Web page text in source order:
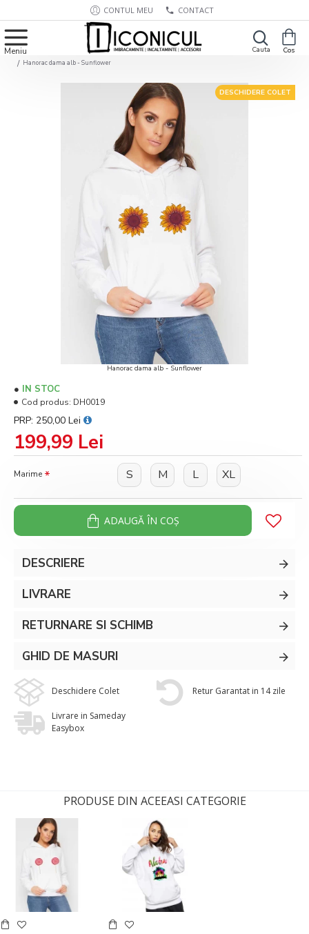
CONTUL MEU CONTACT
Hanorac dama alb - Sunflower
DESCHIDERE COLET
Hanorac dama alb - Sunflower
199,99 Lei
PRP: 250,00 Lei
IN STOC
Cod produs: DH0019
Marime S M L XL
ADAUGĂ ÎN COŞ
DESCRIERE
LIVRARE
RETURNARE SI SCHIMB
GHID DE MASURI
Deschidere Colet Retur Garantat in 14 zile
Livrare in Sameday
Easybox
PRODUSE DIN ACEEASI CATEGORIE